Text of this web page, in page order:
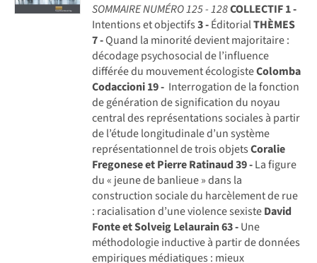
SOMMAIRE NUMÉRO 125 - 128COLLECTIF1 -
Intentions et objectifs3 -ÉditorialTHÈMES
7 -Quand la minorité devient majoritaire :
décodage psychosocial de l’influence
différée du mouvement écologisteColomba
Codaccioni19 - Interrogation de la fonction
de génération de signification du noyau
central des représentations sociales à partir
de l’étude longitudinale d’un système
représentationnel de trois objetsCoralie
Fregonese et Pierre Ratinaud39 -La figure
du « jeune de banlieue » dans la
construction sociale du harcèlement de rue
: racialisation d’une violence sexisteDavid
Fonte et Solveig Lelaurain63 -Une
méthodologie inductive à partir de données
empiriques médiatiques : mieux